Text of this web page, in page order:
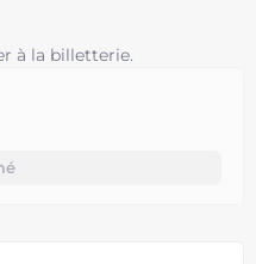
à la billetterie.